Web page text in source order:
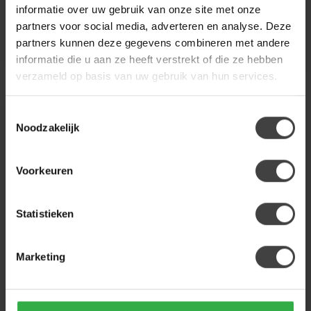
informatie over uw gebruik van onze site met onze
partners voor social media, adverteren en analyse. Deze
partners kunnen deze gegevens combineren met andere
informatie die u aan ze heeft verstrekt of die ze hebben
verzameld op basis van uw gebruik van hun services.
Noodzakelijk
Voorkeuren
Statistieken
Marketing
combineert een stevig
houten fr...
399,00
Op bestelling
keramiek blad in travertin-
look met...
499,00
Op bestelling
Hal-/kaptafel Romano
Curvo Keramiek
Ontdek de Romano Curvo
Bartafel Romano deens
Bartafel Romano heeft een
Deens ovaal keramiek blad